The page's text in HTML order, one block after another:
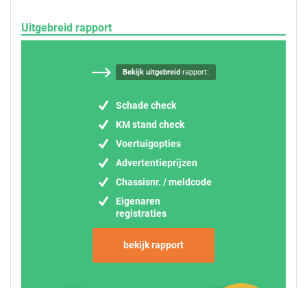
Uitgebreid rapport
Bekijk uitgebreidrapport:
Schade check
KM stand check
Voertuigopties
Advertentieprijzen
Chassisnr. / meldcode
Eigenaren
registraties
bekijk rapport